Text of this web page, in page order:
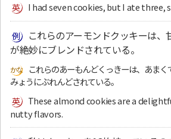
I had seven cookies, but I ate three,
これらのアーモンドクッキーは、
が絶妙にブレンドされている。
これらのあーもんどくっきーは、あま
みょうにぶれんどされている。
These almond cookies are a
nutty flavors.